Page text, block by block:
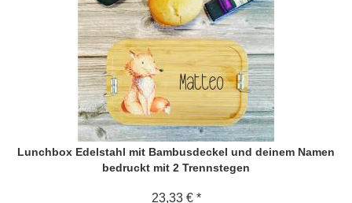
Lunchbox Edelstahl mit Bambusdeckel und deinem Namen
bedruckt mit 2 Trennstegen
23,33 € *